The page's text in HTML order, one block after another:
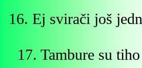
16. Ej svirači još
17. Tambure su